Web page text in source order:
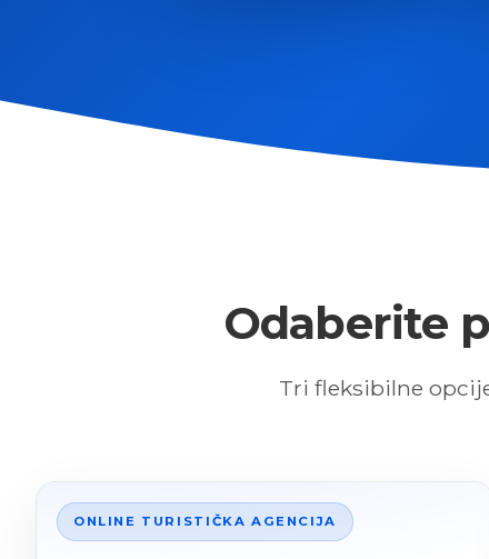
Odaberite
Tri fleksibilne
ONLINE TURISTIČKA AGENCIJA